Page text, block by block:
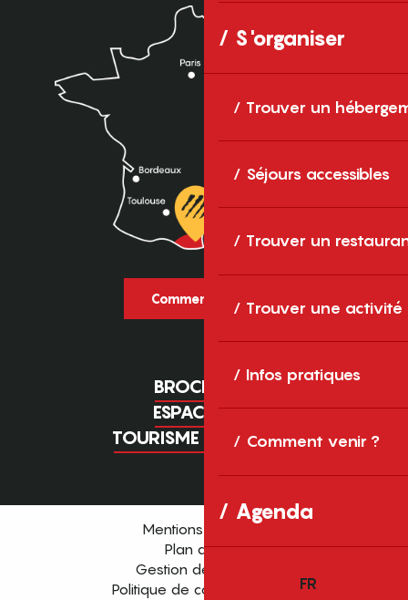
S'organiser
Trouver un
Séjours accessibles
Trouver un
Trouver une activité
Infos pratiques
Comment venir ?
Agenda
FR
Comment venir ?
BROCHURES
ESPACE PRO
TOURISME D'AFFAIRES
Mentions légales
Plan du site
Gestion des cookies
Politique de confidentialité